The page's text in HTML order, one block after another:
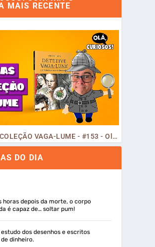
MAIS RECENTE
MEMÓRIAS DA COLEÇÃO VAGA-LUME - #153 - Olá, Curiosos! 2023
DO DIA
horas depois da morte, o corpo
é capaz de… soltar pum!
dos desenhos e escritos
dinheiro.